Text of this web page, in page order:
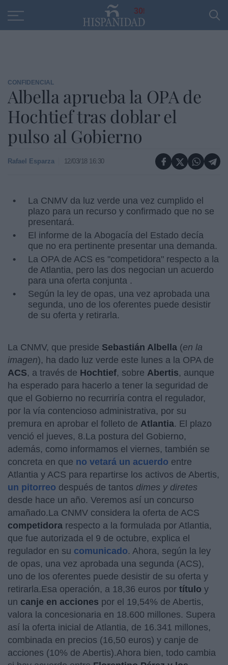
30
CONFIDENCIAL
Albella aprueba la OPA de
Hochtief tras doblar el
pulso al Gobierno
Rafael Esparza 12/03/18 16:30
La CNMV da luz verde una vez cumplido el
plazo para un recurso y confirmado que no se
presentará.
El informe de la Abogacía del Estado decía
que no era pertinente presentar una demanda.
La OPA de ACS es "competidora" respecto a la
de Atlantia, pero las dos negocian un acuerdo
para una oferta conjunta .
Según la ley de opas, una vez aprobada una
segunda, uno de los oferentes puede desistir
de su oferta y retirarla.
La CNMV, que preside Sebastián Albella (en la
imagen), ha dado luz verde este lunes a la OPA de
ACS, a través de Hochtief, sobre Abertis, aunque
ha esperado para hacerlo a tener la seguridad de
que el Gobierno no recurriría contra el regulador,
por la vía contencioso administrativa, por su
premura en aprobar el folleto de Atlantia. El plazo
venció el jueves, 8.La postura del Gobierno,
además, como informamos el viernes, también se
concreta en que no vetará un acuerdo entre
Atlantia y ACS para repartirse los activos de Abertis,
un pitorreo después de tantos dimes y diretes
desde hace un año. Veremos así un concurso
amañado.La CNMV considera la oferta de ACS
competidora respecto a la formulada por Atlantia,
que fue autorizada el 9 de octubre, explica el
regulador en su comunicado. Ahora, según la ley
de opas, una vez aprobada una segunda (ACS),
uno de los oferentes puede desistir de su oferta y
retirarla.Esa operación, a 18,36 euros por título y
un canje en acciones por el 19,54% de Abertis,
valora la concesionaria en 18.600 millones. Supera
así la oferta inicial de Atlantia, de 16.341 millones,
combinada en precios (16,50 euros) y canje de
acciones (10% de Abertis).Ahora bien, todo cambia